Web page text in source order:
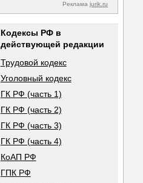
Реклама jurik.ru
Кодексы РФ в
действующей редакции
Трудовой кодекс
Уголовный кодекс
ГК РФ (часть 1)
ГК РФ (часть 2)
ГК РФ (часть 3)
ГК РФ (часть 4)
КоАП РФ
ГПК РФ